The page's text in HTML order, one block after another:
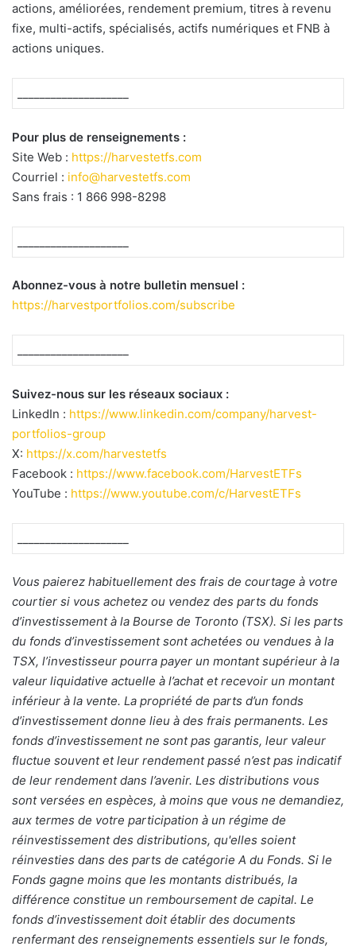
actions, améliorées, rendement premium, titres à revenu
fixe, multi-actifs, spécialisés, actifs numériques et FNB à
actions uniques.
Pour plus de renseignements :
Site Web : https://harvestetfs.com
Courriel : info@harvestetfs.com
Sans frais : 1 866 998-8298
Abonnez-vous à notre bulletin mensuel :
https://harvestportfolios.com/subscribe
Suivez-nous sur les réseaux sociaux :
LinkedIn : https://www.linkedin.com/company/harvest-
portfolios-group
X: https://x.com/harvestetfs
Facebook : https://www.facebook.com/HarvestETFs
YouTube : https://www.youtube.com/c/HarvestETFs
Vous paierez habituellement des frais de courtage à votre
courtier si vous achetez ou vendez des parts du fonds
d’investissement à la Bourse de Toronto (TSX). Si les parts
du fonds d’investissement sont achetées ou vendues à la
TSX, l’investisseur pourra payer un montant supérieur à la
valeur liquidative actuelle à l’achat et recevoir un montant
inférieur à la vente. La propriété de parts d’un fonds
d’investissement donne lieu à des frais permanents. Les
fonds d’investissement ne sont pas garantis, leur valeur
fluctue souvent et leur rendement passé n’est pas indicatif
de leur rendement dans l’avenir. Les distributions vous
sont versées en espèces, à moins que vous ne demandiez,
aux termes de votre participation à un régime de
réinvestissement des distributions, qu'elles soient
réinvesties dans des parts de catégorie A du Fonds. Si le
Fonds gagne moins que les montants distribués, la
différence constitue un remboursement de capital. Le
fonds d’investissement doit établir des documents
renfermant des renseignements essentiels sur le fonds,